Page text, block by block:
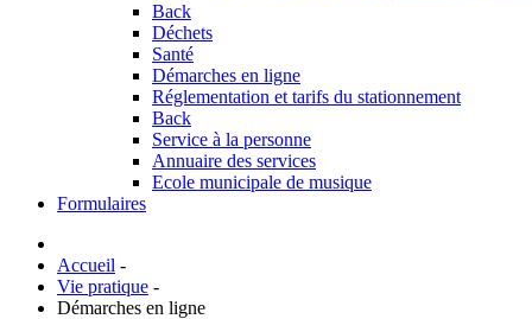
Back
Déchets
Santé
Démarches en ligne
Réglementation et tarifs du stationnement
Back
Service à la personne
Annuaire des services
Ecole municipale de musique
Formulaires
Accueil -
Vie pratique -
Démarches en ligne